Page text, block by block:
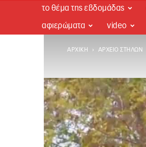
το θέμα της εβδομάδας
αφιερώματα video
ΑΡΧΙΚΉ ΑΡΧΕΊΟ ΣΤΗΛΏΝ